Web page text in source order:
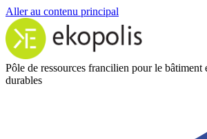
Aller au contenu principal
Pôle de ressources francilien pour le bâtiment
durables